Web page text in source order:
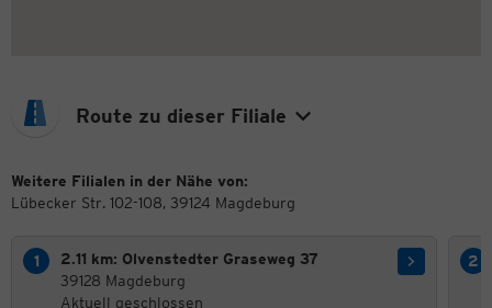
Route zu dieser Filiale
Weitere Filialen in der Nähe von:
Lübecker Str. 102-108, 39124 Magdeburg
2.11 km: Olvenstedter Graseweg 37
39128 Magdeburg
Aktuell geschlossen